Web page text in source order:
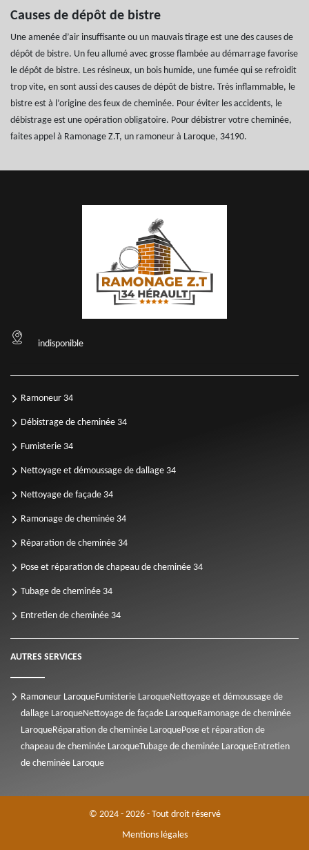
Causes de dépôt de bistre
Une amenée d’air insuffisante ou un mauvais tirage est une des causes de
dépôt de bistre. Un feu allumé avec grosse flambée au démarrage favorise
le dépôt de bistre. Les résineux, un bois humide, une fumée qui se refroidit
trop vite, en sont aussi des causes de dépôt de bistre. Très inflammable, le
bistre est à l’origine des feux de cheminée. Pour éviter les accidents, le
débistrage est une opération obligatoire. Pour débistrer votre cheminée,
faites appel à Ramonage Z.T, un ramoneur à Laroque, 34190.
indisponible
Ramoneur 34
Débistrage de cheminée 34
Fumisterie 34
Nettoyage et démoussage de dallage 34
Nettoyage de façade 34
Ramonage de cheminée 34
Réparation de cheminée 34
Pose et réparation de chapeau de cheminée 34
Tubage de cheminée 34
Entretien de cheminée 34
AUTRES SERVICES
Ramoneur LaroqueFumisterie LaroqueNettoyage et démoussage de
dallage LaroqueNettoyage de façade LaroqueRamonage de cheminée
LaroqueRéparation de cheminée LaroquePose et réparation de
chapeau de cheminée LaroqueTubage de cheminée LaroqueEntretien
de cheminée Laroque
© 2024 - 2026 - Tout droit réservé
Mentions légales